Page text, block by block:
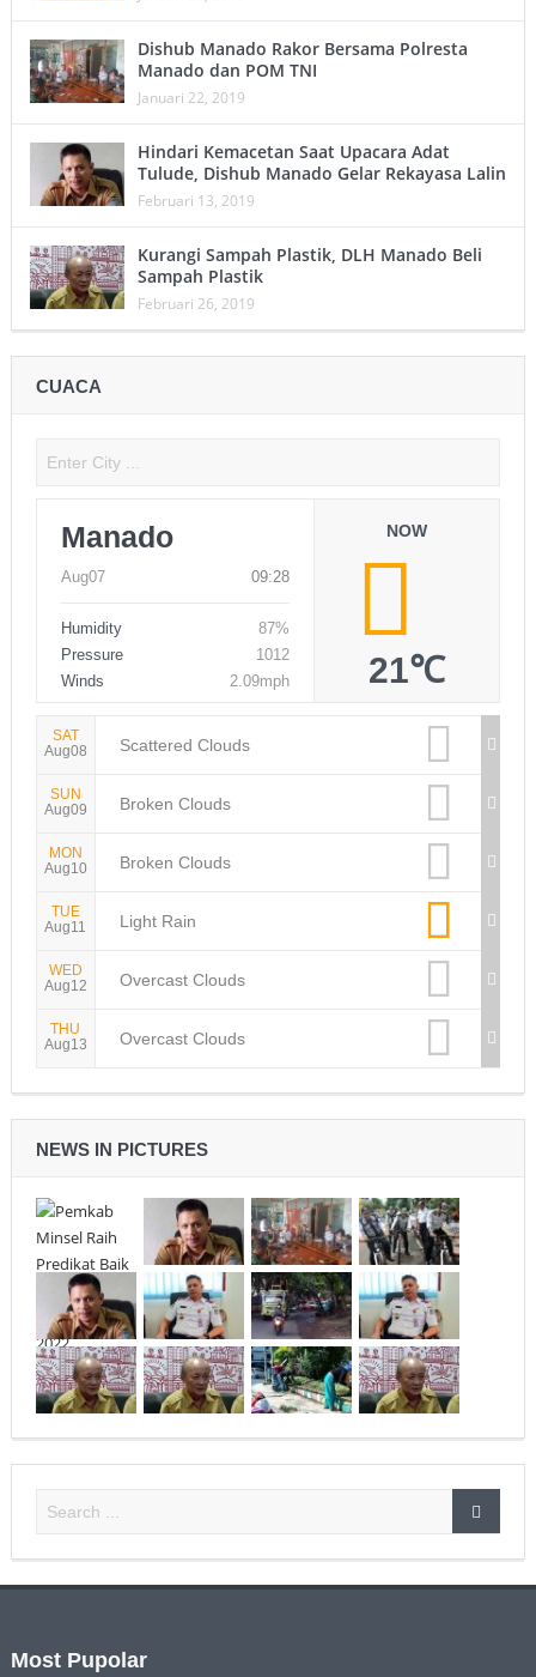
Dishub Manado Rakor Bersama Polresta
Manado dan POM TNI
Januari 22, 2019
Hindari Kemacetan Saat Upacara Adat
Tulude, Dishub Manado Gelar Rekayasa Lalin
Februari 13, 2019
Kurangi Sampah Plastik, DLH Manado Beli
Sampah Plastik
Februari 26, 2019
CUACA
Manado
Aug07 09:28
Humidity
87%
Pressure
1012
Winds
2.09mph
NOW
21℃
SAT
Aug08
Scattered Clouds
SUN
Aug09
Broken Clouds
MON
Aug10
Broken Clouds
TUE
Aug11
Light Rain
WED
Aug12
Overcast Clouds
THU
Aug13
Overcast Clouds
NEWS IN PICTURES
Most Pupolar